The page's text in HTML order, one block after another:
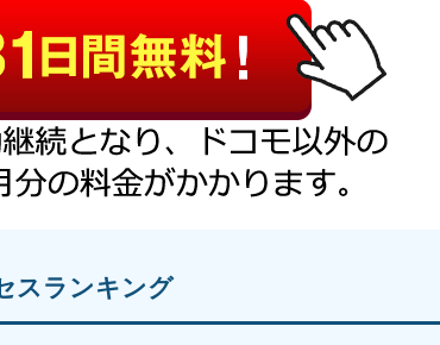
スランキング